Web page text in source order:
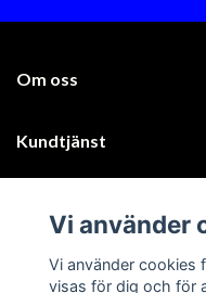
Om oss
Kundtjänst
Sociala medier
Vi använder
Vi använder cookies
visas för dig och för